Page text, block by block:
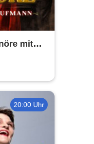
mit
20:00 Uhr